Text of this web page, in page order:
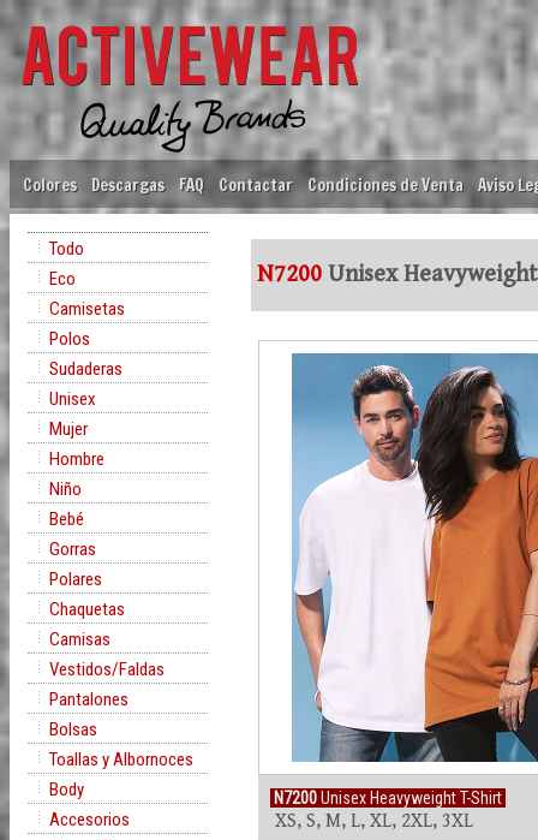
Colores Descargas FAQ Contactar Condiciones de Venta Aviso
Todo
Eco
Camisetas
Polos
Sudaderas
Unisex
Mujer
Hombre
Niño
Bebé
Gorras
Polares
Chaquetas
Camisas
Vestidos/Faldas
Pantalones
Bolsas
Toallas y Albornoces
Body
Accesorios
N7200 Unisex
N7200Unisex Heavyweight T-Shirt
XS, S, M, L, XL, 2XL, 3XL